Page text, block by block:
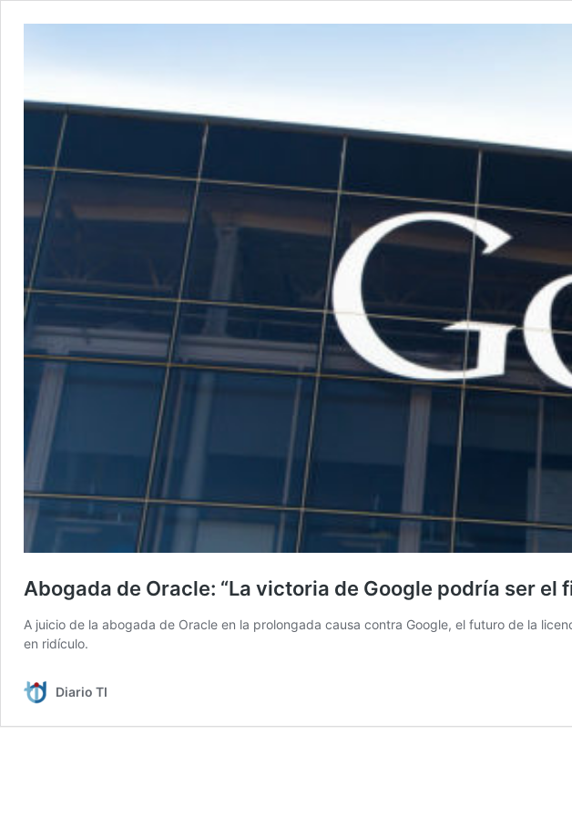
Abogada de Oracle: “La victoria de Google podría ser el
A juicio de la abogada de Oracle en la prolongada causa contra Google, el futuro de la
en ridículo.
Diario TI